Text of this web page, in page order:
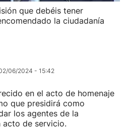
que debéis tener
la ciudadanía
06/2024 - 15:42
en el acto de homenaje
que presidirá como
los agentes de la
de servicio.